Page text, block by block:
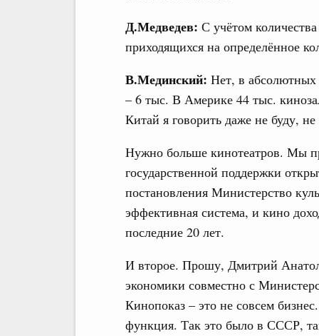
Д.Медведев: С учётом
приходящихся на определённое
В.Мединский: Нет, в
– 6 тыс. В Америке 44 тыс.
Китай я говорить даже не буду,
Нужно больше кинотеатров. Мы
государственной поддержки
постановления Министерство
эффективная система, и кино
последние 20 лет.
И второе. Прошу, Дмитрий
экономики совместно с
Кинопоказ – это не совсем
функция. Так это было в СССР,